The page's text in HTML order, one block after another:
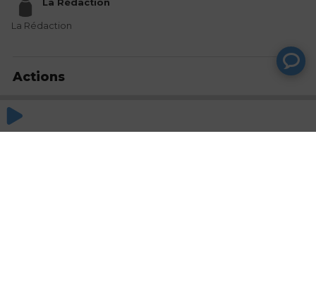
La Rédaction
La Rédaction
Actions